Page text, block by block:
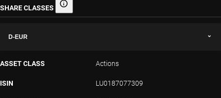
SHARE CLASSES Share classes
D-EUR
ASSET CLASS Actions
ISIN LU0187077309